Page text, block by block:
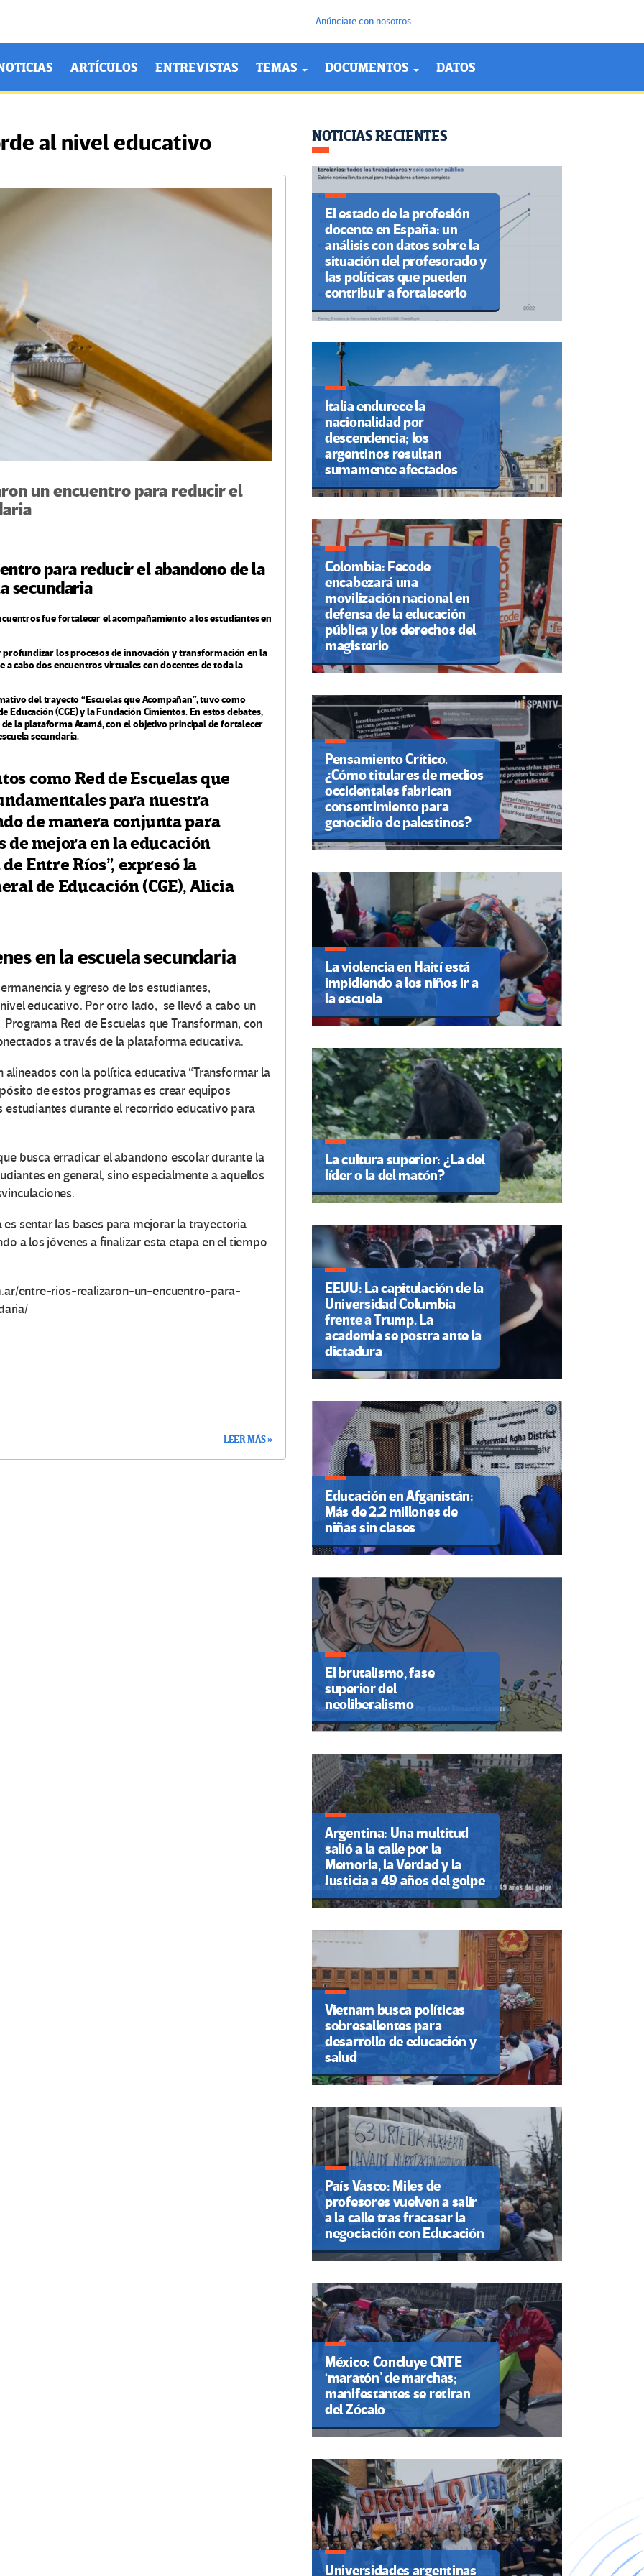
Anúnciate con nosotros
ARTÍCULOS ENTREVISTAS TEMAS DOCUMENTOS DATOS
al nivel educativo
un encuentro para reducir el
para reducir el abandono de la
secundaria
fue fortalecer el acompañamiento a los estudiantes en
los procesos de innovación y transformación en la
a cabo dos encuentros virtuales con docentes de toda la
del trayecto “Escuelas que Acompañan”, tuvo como
(CGE) y la Fundación Cimientos. En estos debates,
la plataforma Atamá, con el objetivo principal de fortalecer
secundaria.
como Red de Escuelas que
para nuestra
de manera conjunta para
mejora en la educación
Entre Ríos”, expresó la
de Educación (CGE), Alicia
en la escuela secundaria
y egreso de los estudiantes,
educativo. Por otro lado, se llevó a cabo un
Red de Escuelas que Transforman, con
a través de la plataforma educativa.
con la política educativa “Transformar la
de estos programas es crear equipos
estudiantes durante el recorrido educativo para
busca erradicar el abandono escolar durante la
en general, sino especialmente a aquellos
sentar las bases para mejorar la trayectoria
a los jóvenes a finalizar esta etapa en el tiempo
entre-rios-realizaron-un-encuentro-para-
LEER MÁS »
NOTICIAS RECIENTES
El estado de la profesión
docente en España: un
análisis con datos sobre la
situación del profesorado y
las políticas que pueden
contribuir a fortalecerlo
Italia endurece la
nacionalidad por
descendencia; los
argentinos resultan
sumamente afectados
Colombia: Fecode
encabezará una
movilización nacional en
defensa de la educación
pública y los derechos del
magisterio
Pensamiento Crítico.
¿Cómo titulares de medios
occidentales fabrican
consentimiento para
genocidio de palestinos?
La violencia en Haití está
impidiendo a los niños ir a
la escuela
La cultura superior: ¿La del
líder o la del matón?
EEUU: La capitulación de la
Universidad Columbia
frente a Trump. La
academia se postra ante la
dictadura
Educación en Afganistán:
Más de 2.2 millones de
niñas sin clases
El brutalismo, fase
superior del
neoliberalismo
Argentina: Una multitud
salió a la calle por la
Memoria, la Verdad y la
Justicia a 49 años del golpe
Vietnam busca políticas
sobresalientes para
desarrollo de educación y
salud
País Vasco: Miles de
profesores vuelven a salir
a la calle tras fracasar la
negociación con Educación
México: Concluye CNTE
‘maratón’ de marchas;
manifestantes se retiran
del Zócalo
Universidades argentinas